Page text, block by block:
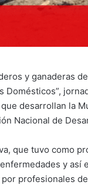
y ganaderas
Domésticos”,
desarrollan la
Nacional de
que tuvo como
y así
profesionales